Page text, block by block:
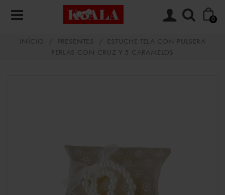
0
INÍCIO / PRESENTES /
ESTUCHE TELA CON PULSERA
PERLAS CON CRUZ Y 5 CARAMELOS